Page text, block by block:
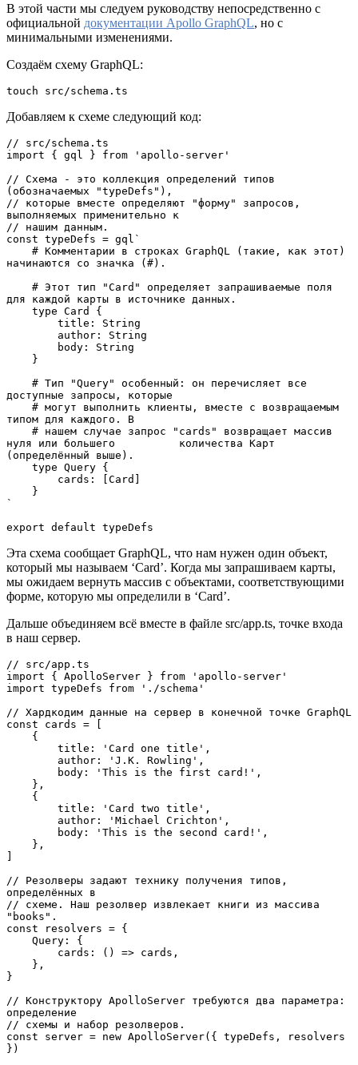
В этой части мы следуем руководству непосредственно с
официальной документации Apollo GraphQL, но с
минимальными изменениями.
Создаём схему GraphQL:
touch src/schema.ts
Добавляем к схеме следующий код:
// src/schema.ts
import { gql } from 'apollo-server'
// Схема - это коллекция определений типов
(обозначаемых "typeDefs"),
// которые вместе определяют "форму" запросов,
выполняемых применительно к
// нашим данным.
const typeDefs = gql`
начинаются со значка (#).
для каждой карты в источнике данных.
доступные запросы, которые
типом для каждого. В
нуля или большего          количества Карт
(определённый выше).
`
export default typeDefs
Эта схема сообщает GraphQL, что нам нужен один объект,
который мы называем ‘Card’. Когда мы запрашиваем карты,
мы ожидаем вернуть массив с объектами, соответствующими
форме, которую мы определили в ‘Card’.
Дальше объединяем всё вместе в файле src/app.ts, точке входа
в наш сервер.
// src/app.ts
import { ApolloServer } from 'apollo-server'
import typeDefs from './schema'
// Хардкодим данные на сервер в конечной точке GraphQL
const cards = [
// Резолверы задают технику получения типов,
определённых в
// схеме. Наш резолвер извлекает книги из массива
"books".
const resolvers = {
}
// Конструктору ApolloServer требуются два параметра:
определение
// схемы и набор резолверов.
const server = new ApolloServer({ typeDefs, resolvers
})